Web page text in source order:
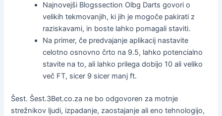
Najnovejši Blogssection Olbg Darts govori o
velikih tekmovanjih, ki jih je mogoče pakirati z
raziskavami, in boste lahko pomagali staviti.
Na primer, če predvajanje aplikacij nastavite
celotno osnovno črto na 9.5, lahko potencialno
stavite na to, ali lahko prilega dobijo 10 ali veliko
več FT, sicer 9 sicer manj ft.
Šest. Šest.3Bet.co.za ne bo odgovoren za motnje
strežnikov ljudi, izpadanje, zaostajanje ali eno tehnologijo,